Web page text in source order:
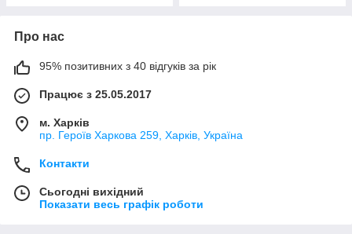
Про нас
95% позитивних з 40 відгуків за рік
Працює з 25.05.2017
м. Харків
пр. Героїв Харкова 259, Харків, Україна
Контакти
Сьогодні вихідний
Показати весь графік роботи